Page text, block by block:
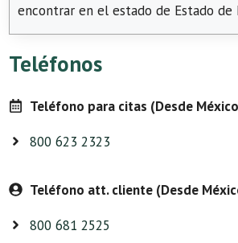
encontrar en el estado de Estado de
Teléfonos
Teléfono para citas (Desde
800 623 2323
Teléfono att. cliente (Desde
800 681 2525